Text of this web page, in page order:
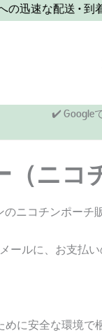
速な配送 • 到
✔️ Google
ニコ
ニコチンポーチ
ールに、お支
に安全な環境